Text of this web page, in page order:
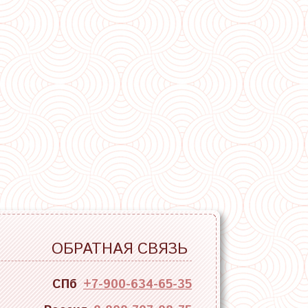
ОБРАТНАЯ СВЯЗЬ
СПб +7-900-634-65-35